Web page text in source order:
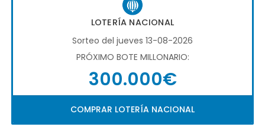
LOTERÍA NACIONAL
Sorteo del jueves 13-08-2026
PRÓXIMO BOTE MILLONARIO:
300.000€
COMPRAR LOTERÍA NACIONAL